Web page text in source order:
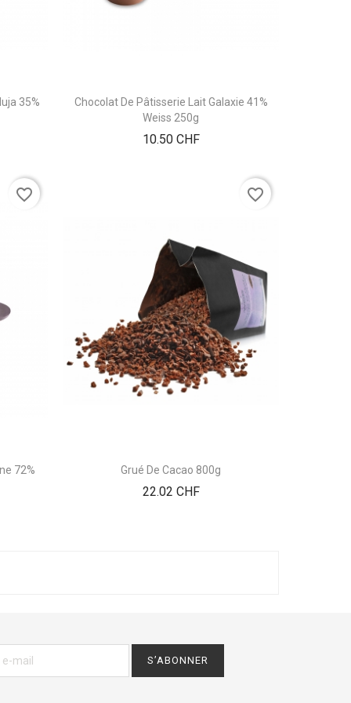
35%
Chocolat De Pâtisserie Lait Galaxie 41%
Weiss 250g
10.50 CHFPrix
72%
favorite_border
Grué De Cacao 800g
22.02 CHFPrix
favorite_border